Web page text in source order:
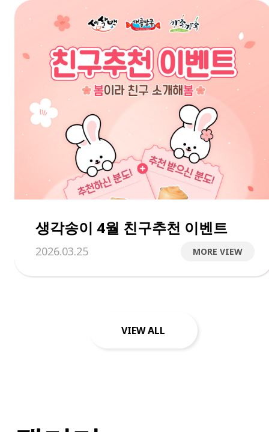
생각송이 4월 친구추천 이벤트
2026.03.25 MORE VIEW
VIEW ALL